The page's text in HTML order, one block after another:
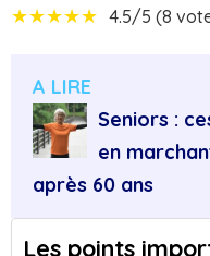
★★★★★ 4.5/5 (8
A LIRE
Seniors :
en
après 60 ans
Les points